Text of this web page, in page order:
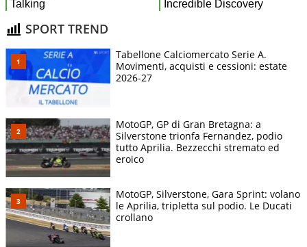
SPORT TREND
Tabellone Calciomercato Serie A.
Movimenti, acquisti e cessioni: estate
2026-27
MotoGP, GP di Gran Bretagna: a
Silverstone trionfa Fernandez, podio
tutto Aprilia. Bezzecchi stremato ed
eroico
MotoGP, Silverstone, Gara Sprint: volano
le Aprilia, tripletta sul podio. Le Ducati
crollano